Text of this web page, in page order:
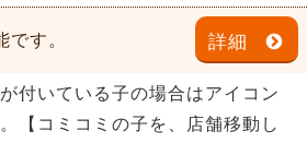
す。 詳細
付いている子の場合はアイコン
【コミコミの子を、店舗移動し